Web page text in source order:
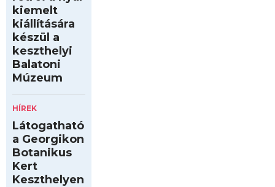
kiemelt
kiállítására
készül a
keszthelyi
Balatoni
Múzeum
HÍREK
Látogatható
a Georgikon
Botanikus
Kert
Keszthelyen